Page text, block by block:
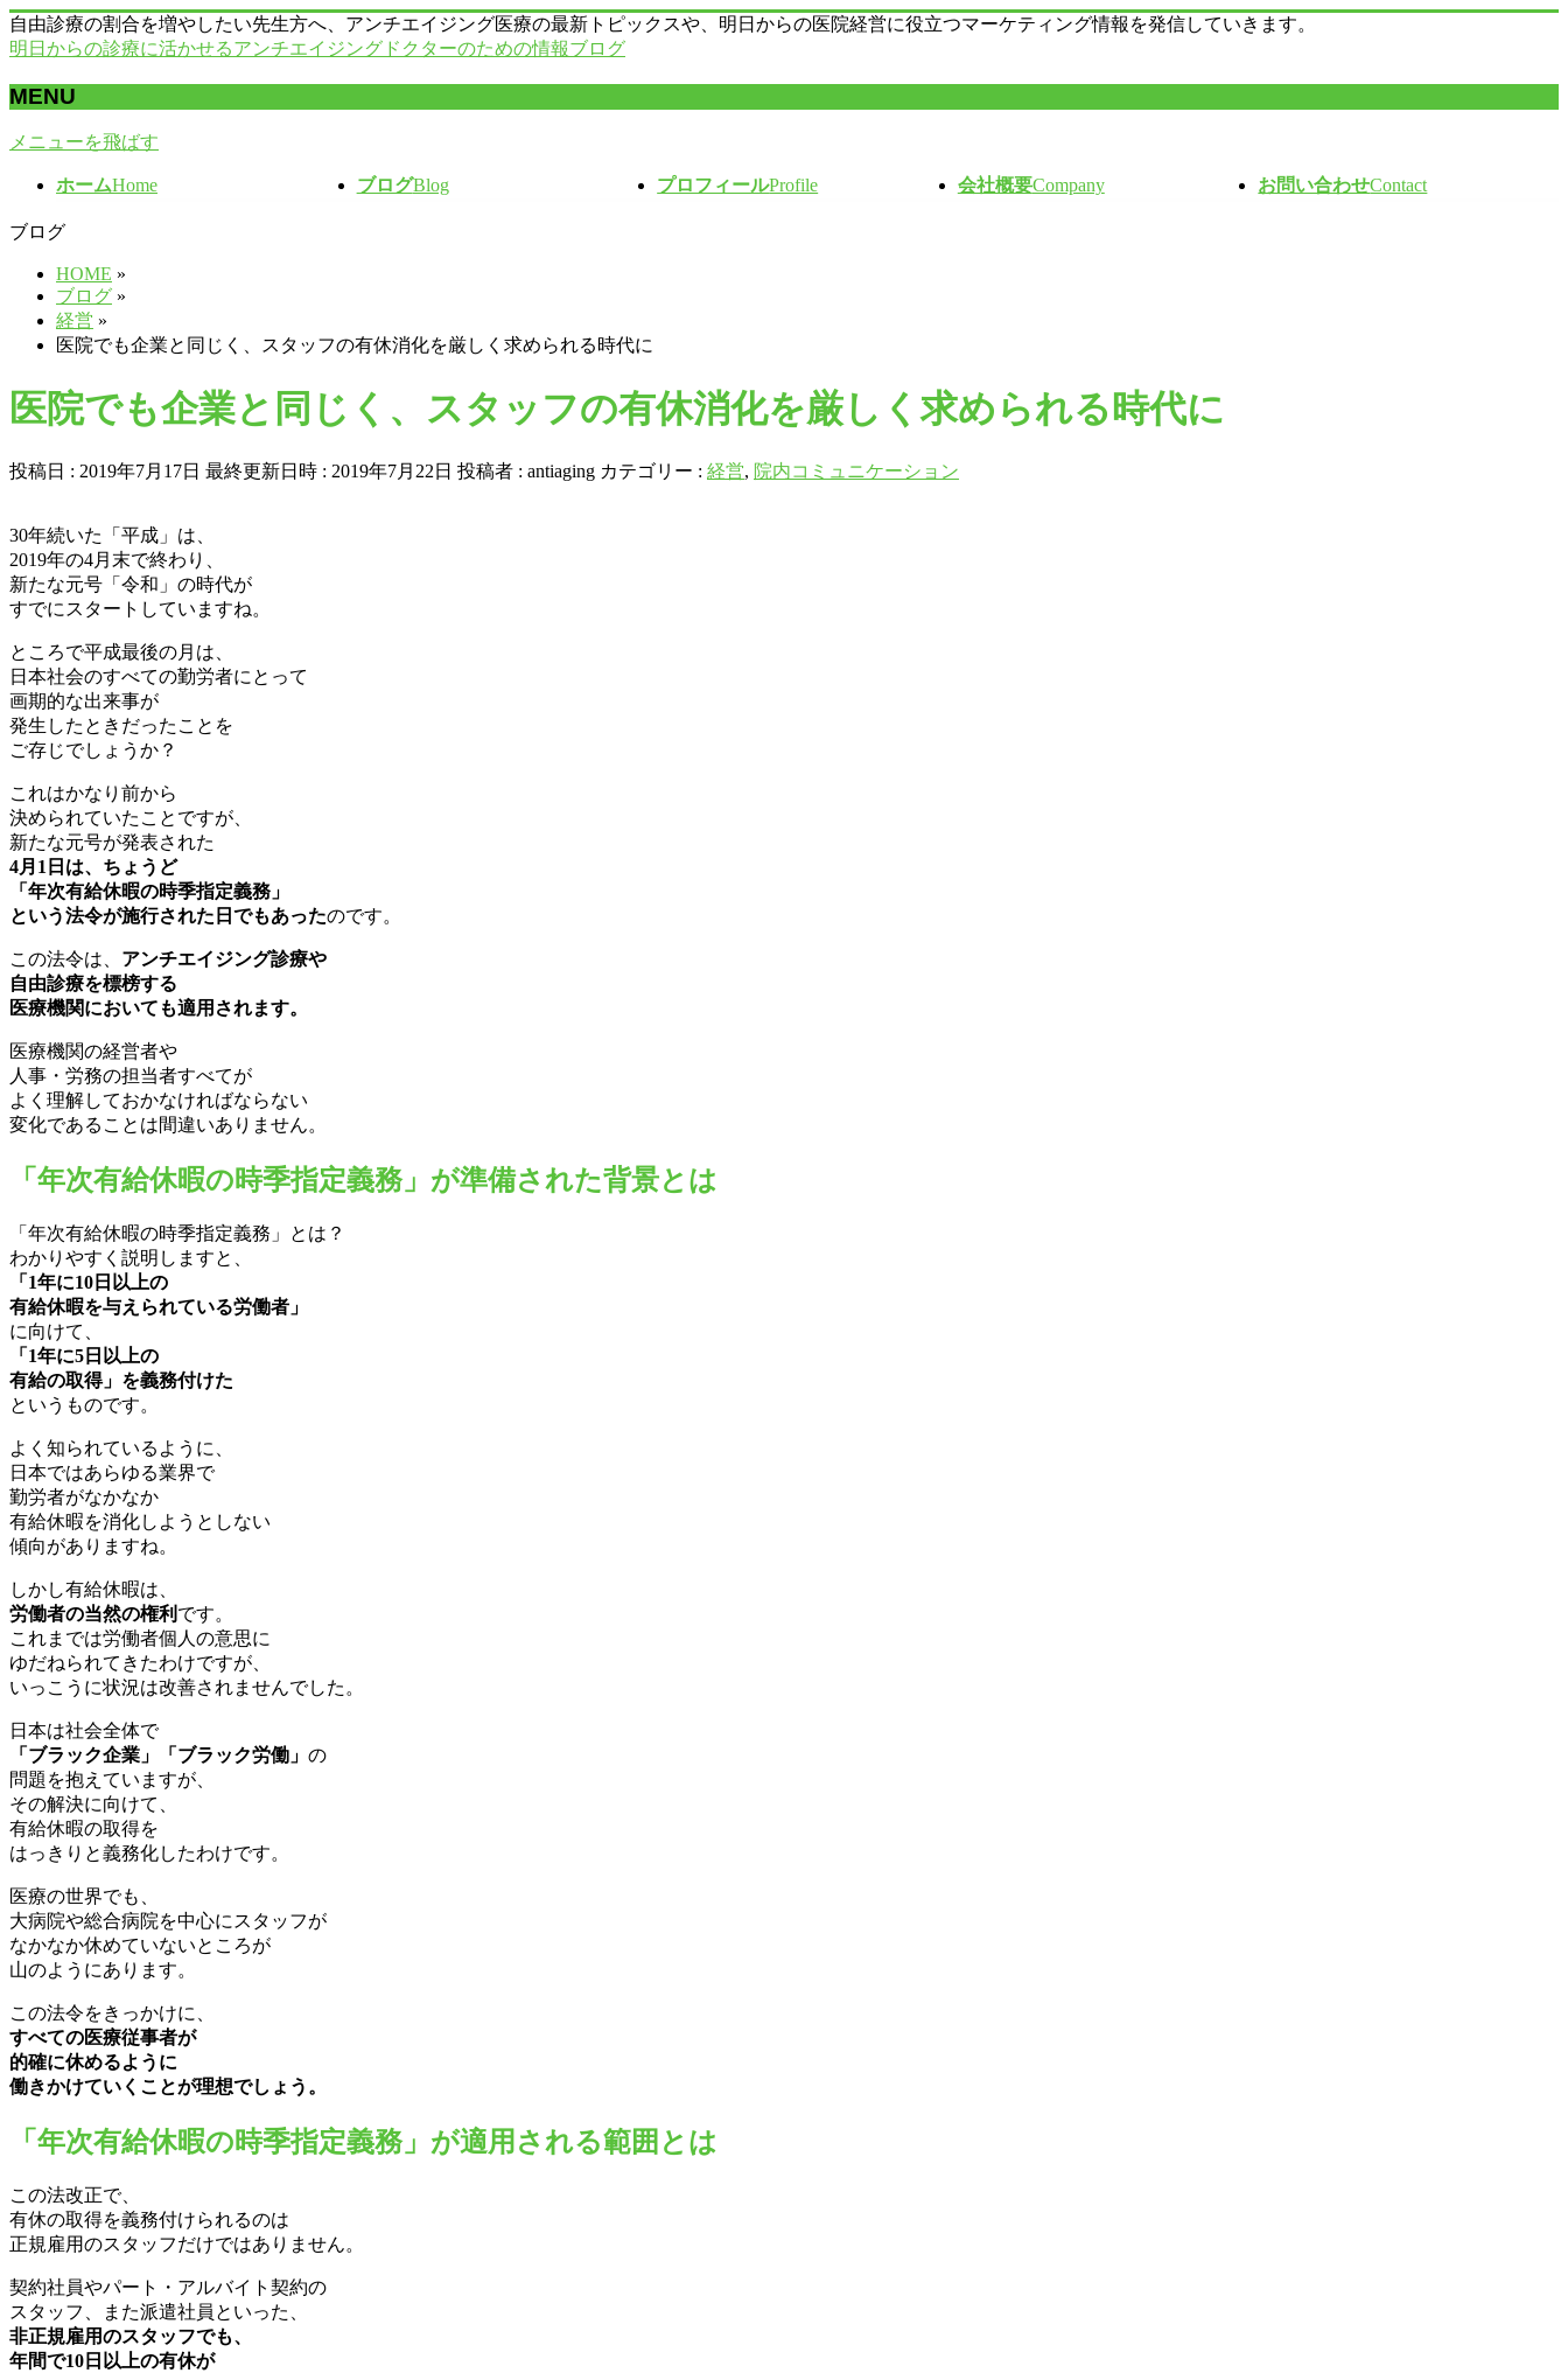
自由診療の割合を増やしたい先生方へ、アンチエイジング医療の最新トピックスや、明日からの医院経営に役立つマーケティング情報を発信していきます。
明日からの診療に活かせるアンチエイジングドクターのための情報ブログ
MENU
メニューを飛ばす
ホームHome ブログBlog プロフィールProfile 会社概要Company お問い合わせContact
ブログ
HOME »
ブログ »
経営 »
医院でも企業と同じく、スタッフの有休消化を厳しく求められる時代に
医院でも企業と同じく、スタッフの有休消化を厳しく求められる時代に
投稿日 : 2019年7月17日 最終更新日時 : 2019年7月22日 投稿者 : antiaging カテゴリー : 経営, 院内コミュニケーション
30年続いた「平成」は、
2019年の4月末で終わり、
新たな元号「令和」の時代が
すでにスタートしていますね。
ところで平成最後の月は、
日本社会のすべての勤労者にとって
画期的な出来事が
発生したときだったことを
ご存じでしょうか？
これはかなり前から
決められていたことですが、
新たな元号が発表された
4月1日は、ちょうど
「年次有給休暇の時季指定義務」
という法令が施行された日でもあったのです。
この法令は、 アンチエイジング診療や
自由診療を標榜する
医療機関においても適用されます。
医療機関の経営者や
人事・労務の担当者すべてが
よく理解しておかなければならない
変化であることは間違いありません。
「年次有給休暇の時季指定義務」が準備された背景とは
「年次有給休暇の時季指定義務」とは？
わかりやすく説明しますと、
「1年に10日以上の
有給休暇を与えられている労働者」
に向けて、
「1年に5日以上の
有給の取得」を義務付けた
というものです。
よく知られているように、
日本ではあらゆる業界で
勤労者がなかなか
有給休暇を消化しようとしない
傾向がありますね。
しかし有給休暇は、
労働者の当然の権利 です。
これまでは労働者個人の意思に
ゆだねられてきたわけですが、
いっこうに状況は改善されませんでした。
日本は社会全体で
「ブラック企業」「ブラック労働」 の
問題を抱えていますが、
その解決に向けて、
有給休暇の取得を
はっきりと義務化したわけです。
医療の世界でも、
大病院や総合病院を中心にスタッフが
なかなか休めていないところが
山のようにあります。
この法令をきっかけに、
すべての医療従事者が
的確に休めるように
働きかけていくことが理想でしょう。
「年次有給休暇の時季指定義務」が適用される範囲とは
この法改正で、
有休の取得を義務付けられるのは
正規雇用のスタッフだけではありません。
契約社員やパート・アルバイト契約の
スタッフ、また派遣社員といった、
非正規雇用のスタッフでも、
年間で10日以上の有休が